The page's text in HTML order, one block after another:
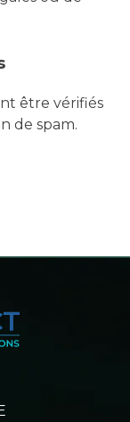
être vérifiés
de spam.